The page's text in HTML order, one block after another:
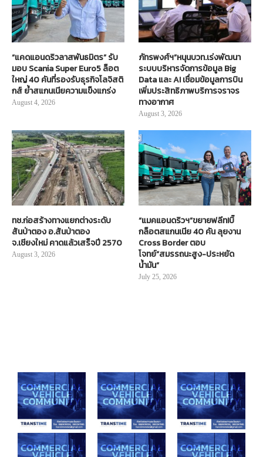
“แคดแอนดริวลาสพันธมิตร” รับ
มอบ Scania Super Euro5 ล็อต
ใหญ่ 40 คันที่รองรับธุรกิจโลจิสติ
กส์ ย้ำสแกนเนียความแข็งแกร่ง
August 4, 2026
ภัทรพงศ์ฯ”หนุนบวท.เร่งพัฒนา
ระบบบริหารจัดการข้อมูล Big
Data และ AI เชื่อมข้อมูลการบิน
เพิ่มประสิทธิภาพบริการจราจร
ทางอากาศ
August 3, 2026
ทช.ก่อสร้างทางแยกต่างระดับ
สันป่าตอง อ.สันป่าตอง
จ.เชียงใหม่ คาดแล้วเสร็จปี 2570
August 3, 2026
“แมคแอนดริวฯ”ขยายฟลีท!บิ๊
กล็อตสแกนเนีย 40 คัน ลุยงาน
Cross Border ตอบ
โจทย์“สมรรถนะสูง-ประหยัด
น้ำมัน”
July 25, 2026